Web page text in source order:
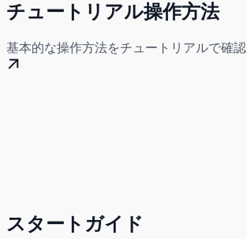
チュートリアル操作方法
基本的な操作方法をチュートリアルで確認
スタートガイド